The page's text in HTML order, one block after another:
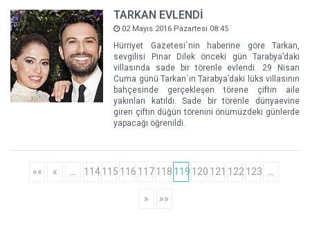
TARKAN EVLENDİ
02 Mayıs 2016 Pazartesi 08:45
Hürriyet Gazetesi´nin haberine göre Tarkan,
sevgilisi Pınar Dilek önceki gün Tarabya’daki
villasında sade bir törenle evlendi. 29 Nisan
Cuma günü Tarkan´ın Tarabya’daki lüks villasının
bahçesinde gerçekleşen törene çiftin aile
yakınları katıldı. Sade bir törenle dünyaevine
giren çiftin düğün törenini önümüzdeki günlerde
yapacağı öğrenildi.
«« « 114115 116 117118 119 120 121 122 123
» »»